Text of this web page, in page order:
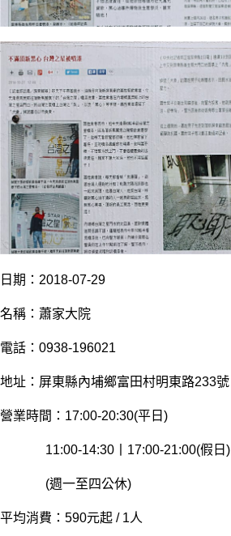
日 期：2018-07-29
名稱：蕭家大院
電話：0938-196021
地址：屏東縣內埔鄉富田村明東路233號
營業時間：17:00-20:30(平日)
11:00-14:30丨17:00-21:00(假日)
(週一至四公休)
平均消費：590元起 / 1人